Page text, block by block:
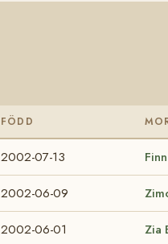
FÖDD
2002-07-13
2002-06-09
2002-06-01 Zia